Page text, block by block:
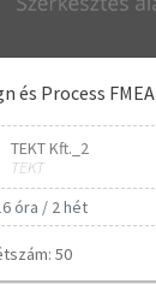
és Process
TEKT Kft._2
TEKT
óra / 2 hét
50